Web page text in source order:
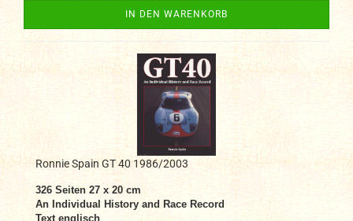
IN DEN WARENKORB
Ronnie Spain GT 40 1986/2003
326 Seiten 27 x 20 cm
An Individual History and Race Record
Text englisch